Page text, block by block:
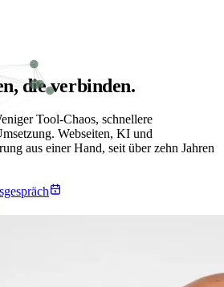
die verbinden.
Tool-Chaos, schnellere
Webseiten, KI und
aus einer Hand, seit über zehn Jahren